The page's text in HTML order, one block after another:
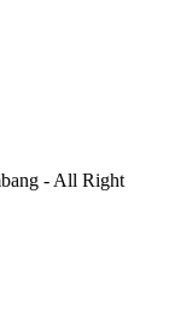
- All Right